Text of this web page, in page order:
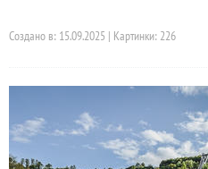
Создано в: 15.09.2025 | Картинки: 226